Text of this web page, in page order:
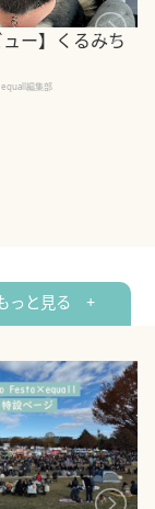
ュー】くるみち
equall編集部
っと見る +